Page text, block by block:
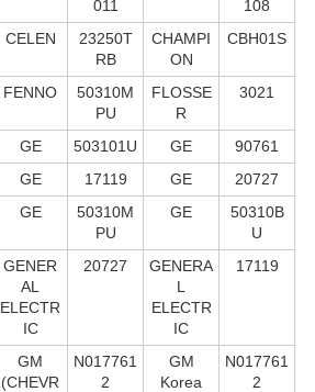
011
108
CELEN
23250T
RB
CHAMPI
ON
CBH01S
FENNO
50310M
PU
FLOSSE
R
3021
GE 503101U GE
90761
GE 17119 GE
20727
GE
50310M
PU
GE
50310B
U
GENER
AL
ELECTR
IC
20727
GENERA
L
ELECTR
IC
17119
GM
(CHEVR
N017761
2
GM
Korea
N017761
2